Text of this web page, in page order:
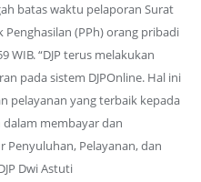
batas waktu pelaporan Surat
Penghasilan (PPh) orang pribadi
WIB. “DJP terus melakukan
pada sistem DJPOnline. Hal ini
pelayanan yang terbaik kepada
membayar dan
Penyuluhan, Pelayanan, dan
Dwi Astuti